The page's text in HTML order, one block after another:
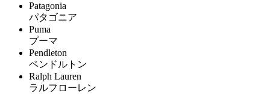
Patagonia
パタゴニア
Puma
プーマ
Pendleton
ペンドルトン
Ralph Lauren
ラルフローレン